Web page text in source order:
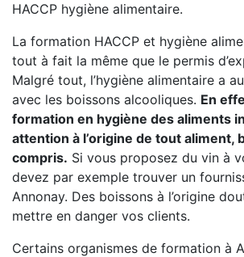
HACCP hygiène alimentaire.
La formation HACCP et hygiène
tout à fait la même que le permis
Malgré tout, l’hygiène alimentaire a
avec les boissons alcooliques. En
formation en hygiène des aliments
attention à l’origine de tout aliment,
compris. Si vous proposez du vin à
devez par exemple trouver un
Annonay. Des boissons à l’origine
mettre en danger vos clients.
Certains organismes de formation à